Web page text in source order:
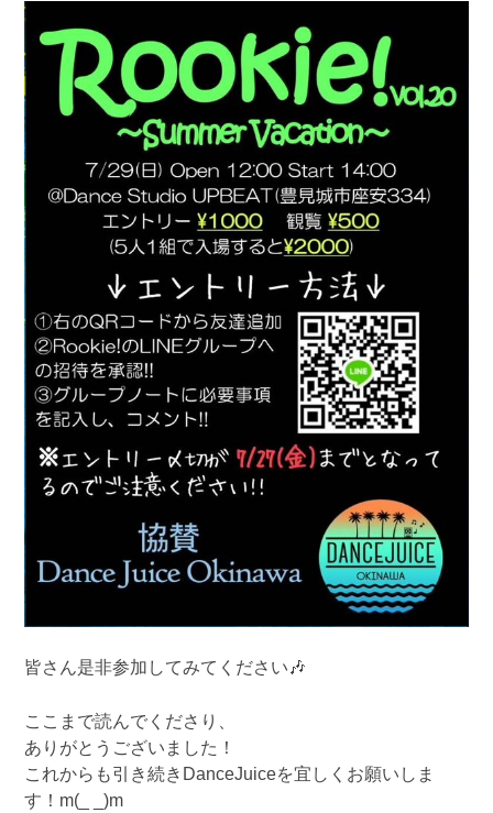
皆さん是非参加してみてください🎶
ここまで読んでくださり、
ありがとうございました！
これからも引き続きDanceJuiceを宜しくお願いしま
す！m(_ _)m